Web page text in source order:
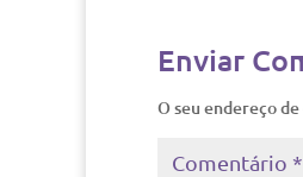
Enviar
O seu endereço